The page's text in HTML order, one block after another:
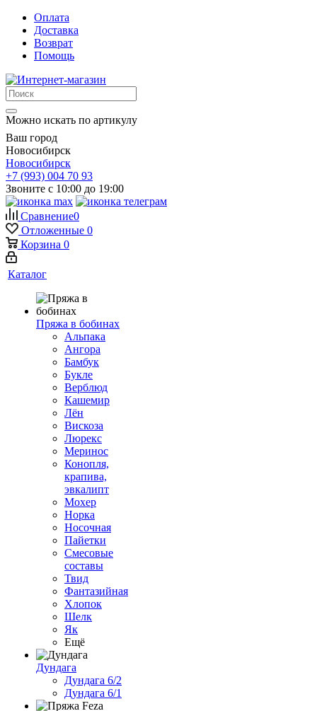
Оплата
Доставка
Возврат
Помощь
Можно искать по артикулу
Ваш город
Новосибирск
Новосибирск
+7 (993) 004 70 93
Звоните с 10:00 до 19:00
Сравнение0
Отложенные 0
Корзина 0
Каталог
Пряжа в бобинах
Альпака
Ангора
Бамбук
Букле
Верблюд
Кашемир
Лён
Вискоза
Люрекс
Меринос
Конопля,
крапива,
эвкалипт
Мохер
Норка
Носочная
Пайетки
Смесовые
составы
Твид
Фантазийная
Хлопок
Шелк
Як
Ещё
Дундага
Дундага 6/2
Дундага 6/1